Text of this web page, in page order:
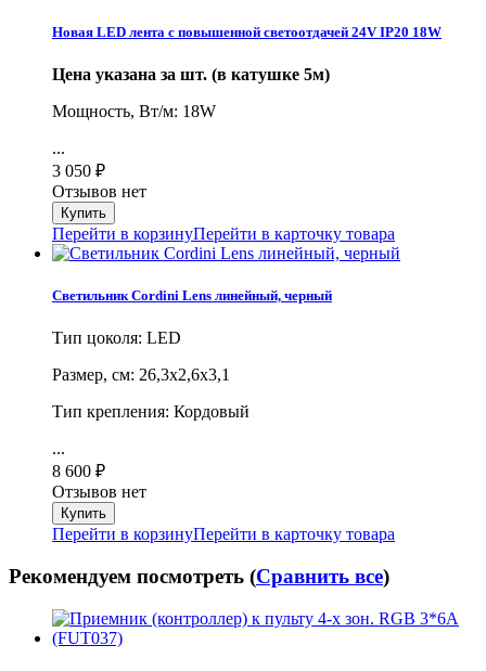
Новая LED лента с повышенной светоотдачей 24V IP20 18W
Цена указана за шт. (в катушке 5м)
Мощность, Вт/м: 18W
...
3 050 ₽
Отзывов нет
Перейти в корзинуПерейти в карточку товара
Светильник Cordini Lens линейный, черный
Тип цоколя: LED
Размер, cм: 26,3х2,6х3,1
Тип крепления: Кордовый
...
8 600 ₽
Отзывов нет
Перейти в корзинуПерейти в карточку товара
Рекомендуем посмотреть (Сравнить все)